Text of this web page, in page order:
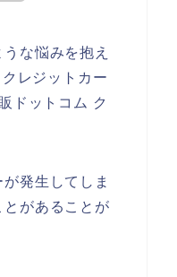
な悩みを抱え
レジットカー
ドットコム ク
発生してしま
があることが